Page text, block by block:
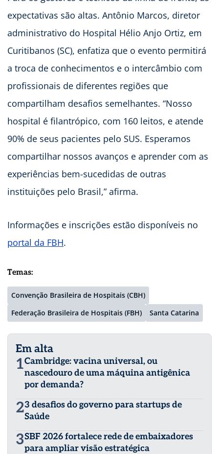
expectativas são altas. Antônio Marcos, diretor
administrativo do Hospital Hélio Anjo Ortiz, em
Curitibanos (SC), enfatiza que o evento permitirá
a troca de conhecimentos e o intercâmbio com
profissionais de diferentes regiões que
compartilham desafios semelhantes. “Nosso
hospital é filantrópico, com 160 leitos, e atende
90% de seus pacientes pelo SUS. Esperamos
compartilhar nossos avanços e aprender com as
experiências bem-sucedidas de outras
instituições pelo Brasil,” afirma.
Informações e inscrições estão disponíveis no
portal da FBH.
Temas:
Convenção Brasileira de Hospitais (CBH)
Federação Brasileira de Hospitais (FBH)
Santa Catarina
Em alta
1Cambridge: vacina universal, ou
nascedouro de uma máquina antigênica
por demanda?
23 desafios do governo para startups de
Saúde
3SBF 2026 fortalece rede de embaixadores
para ampliar visão estratégica